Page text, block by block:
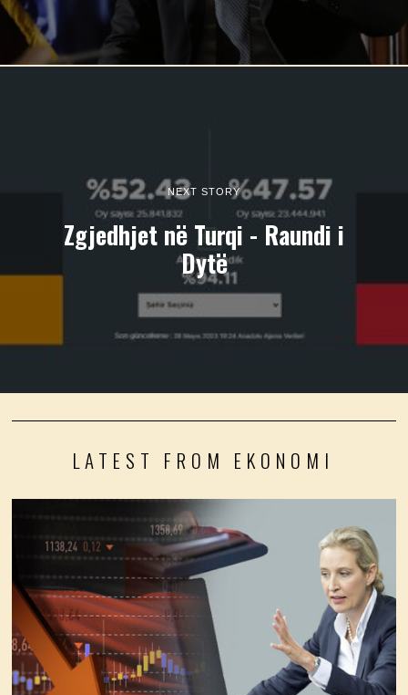
NEXT STORY
Zgjedhjet në Turqi - Raundi i
Dytë
LATEST FROM EKONOMI